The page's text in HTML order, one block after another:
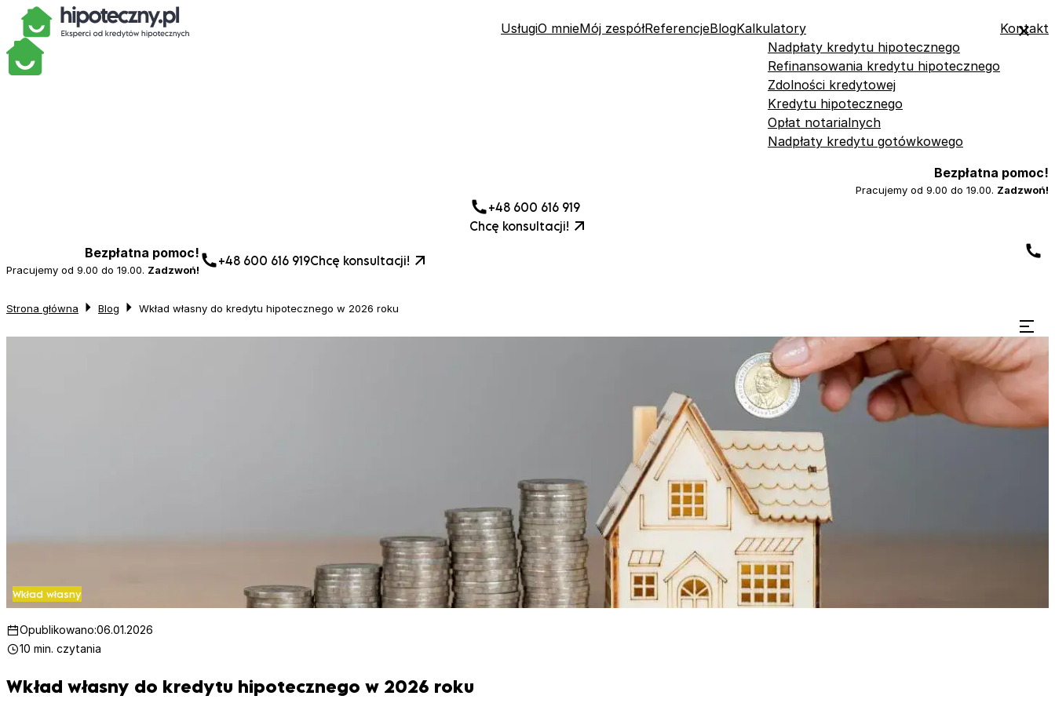
UsługiO mnieMój zespółReferencjeBlogKalkulatory
Nadpłaty kredytu hipotecznego
Refinansowania kredytu hipotecznego
Zdolności kredytowej
Kredytu hipotecznego
Opłat notarialnych
Nadpłaty kredytu gotówkowego
Kontakt
Bezpłatna pomoc!
Pracujemy od 9.00 do 19.00. Zadzwoń!
+48 600 616 919
Chcę konsultacji!
Bezpłatna pomoc!
Pracujemy od 9.00 do 19.00. Zadzwoń!
+48 600 616 919Chcę konsultacji!
Strona główna Blog Wkład własny do kredytu hipotecznego w 2026 roku
Wkład własny
Opublikowano:06.01.2026
10 min. czytania
Wkład własny do kredytu hipotecznego w 2026 roku